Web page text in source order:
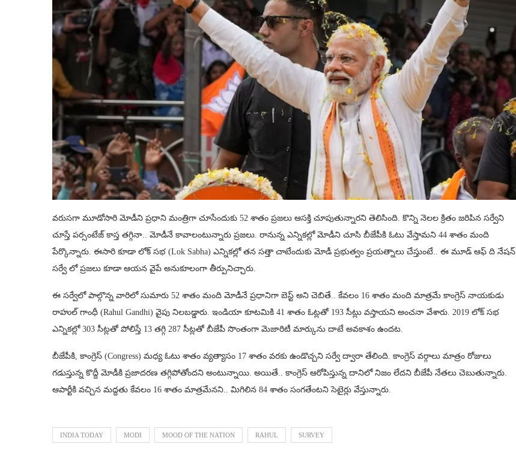
వరుసగా మూడోసారి మోడీని ప్రధాని మంత్రిగా చూసేందుకు 52 శాతం ప్రజలు ఆసక్తి చూపుతున్నారని తెలిసింది. కొన్ని నెలల క్రితం జరిపిన సర్వేని
చూస్తే పర్సంటేజ్ కాస్త తగ్గినా.. మోడీనే కావాలంటున్నారు ప్రజలు. రానున్న ఎన్నికల్లో మోడీని చూసి బీజేపీకి ఓటు వేస్తామని 44 శాతం మంది
పేర్కొన్నారు. ఈసారి కూడా లోక్‌ సభ (Lok Sabha) ఎన్నికల్లో తన సత్తా చాటేందుకు మోడీ ప్రభుత్వం ప్రయత్నాలు చేస్తుంటే.. ఈ మూడ్‌ ఆఫ్‌ ది నేషన్‌
సర్వే లో ప్రజలు కూడా ఆయన వైపే అనుకూలంగా తీర్పునిచ్చారు.
ఈ సర్వేలో పాల్గొన్న వారిలో సుమారు 52 శాతం మంది మోడీనే ప్రధానిగా బెస్ట్‌ అని చెబితే.. కేవలం 16 శాతం మంది మాత్రమే కాంగ్రెస్‌ నాయకుడు
రాహుల్‌ గాంధీ (Rahul Gandhi) వైపు నిలబడ్డారు. ఇండియా కూటమికి 41 శాతం ఓట్లతో 193 సీట్లు వస్తాయని అంచనా వేశారు. 2019 లోక్‌ సభ
ఎన్నికల్లో 303 సీట్లతో పోలిస్తే 13 తగ్గి 287 సీట్లతో బీజేపీ సొంతంగా మెజారిటీ మార్కును దాటే అవకాశం ఉందట.
బీజేపీకి, కాంగ్రెస్ (Congress) మధ్య ఓటు శాతం వ్యత్యాసం 17 శాతం వరకు ఉండొచ్చని సర్వే ద్వారా తేలింది. కాంగ్రెస్‌ వర్గాలు మాత్రం రోజులు
గడుస్తున్న కొద్దీ మోడీకి ప్రజాదరణ తగ్గిపోతోందని అంటున్నాయి. అయితే.. కాంగ్రెస్‌ ఆరోపిస్తున్న దానిలో నిజం లేదని బీజేపీ నేతలు చెబుతున్నారు.
ఆపార్టీకి వచ్చిన మద్దతు కేవలం 16 శాతం మాత్రమేనని.. మిగిలిన 84 శాతం సంగతేంటని సెటైర్లు వేస్తున్నారు.
INDIA TODAY MODI MOOD OF THE NATION RAHUL SURVEY